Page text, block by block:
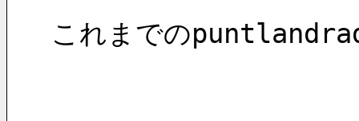
これまでの